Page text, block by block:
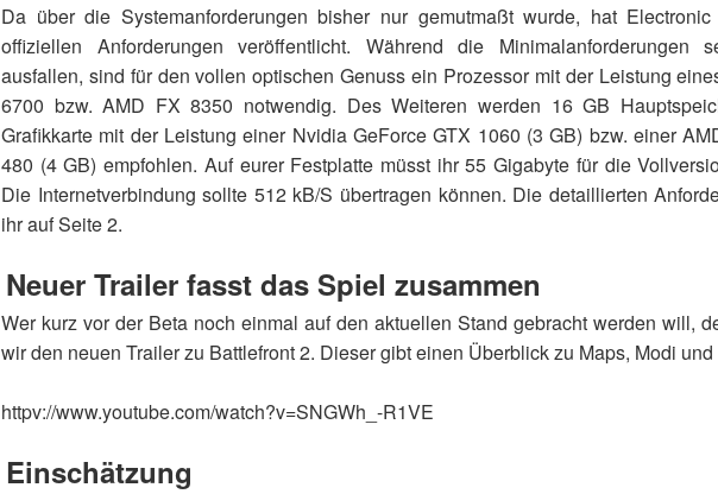
Da über die Systemanforderungen bisher nur gemutmaßt wurde, hat
offiziellen Anforderungen veröffentlicht. Während die Minimalanforderungen
ausfallen, sind für den vollen optischen Genuss ein Prozessor mit der Leistung
6700 bzw. AMD FX 8350 notwendig. Des Weiteren werden 16 GB
Grafikkarte mit der Leistung einer Nvidia GeForce GTX 1060 (3 GB) bzw. einer
480 (4 GB) empfohlen. Auf eurer Festplatte müsst ihr 55 Gigabyte für die
Die Internetverbindung sollte 512 kB/S übertragen können. Die detaillierten
ihr auf Seite 2.
Neuer Trailer fasst das Spiel zusammen
Wer kurz vor der Beta noch einmal auf den aktuellen Stand gebracht werden will,
wir den neuen Trailer zu Battlefront 2. Dieser gibt einen Überblick zu Maps, Modi
httpv://www.youtube.com/watch?v=SNGWh_-R1VE
Einschätzung